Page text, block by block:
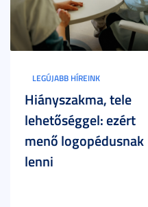
LEGÚJABB HÍREINK
Hiányszakma, tele
lehetőséggel: ezért
menő logopédusnak
lenni